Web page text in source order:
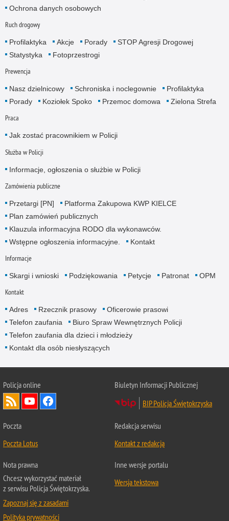
Ochrona danych osobowych
Ruch drogowy
Profilaktyka Akcje Porady
STOP Agresji Drogowej
Statystyka
Fotoprzestrogi
Prewencja
Nasz dzielnicowy Schroniska i noclegownie
Profilaktyka
Porady
Koziołek Spoko Przemoc domowa Zielona Strefa
Praca
Jak zostać pracownikiem w Policji
Służba w Policji
Informacje, ogłoszenia o służbie w Policji
Zamówienia publiczne
Przetargi [PN]
Platforma Zakupowa KWP KIELCE
Plan zamówień publicznych
Klauzula informacyjna RODO dla wykonawców.
Wstępne ogłoszenia informacyjne.
Kontakt
Informacje
Skargi i wnioski Podziękowania Petycje Patronat OPM
Kontakt
Adres Rzecznik prasowy
Oficerowie prasowi
Telefon zaufania
Biuro Spraw Wewnętrznych Policji
Telefon zaufania dla dzieci i młodzieży
Kontakt dla osób niesłyszących
Policja online
Biuletyn Informacji Publicznej
BIP Policja Świętokrzyska
Poczta
Poczta Lotus
Redakcja serwisu
Kontakt z redakcją
Nota prawna
Chcesz wykorzystać materiał
z serwisu Policja Świętokrzyska.
Zapoznaj się z zasadami
Polityka prywatności
Inne wersje portalu
Wersja tekstowa